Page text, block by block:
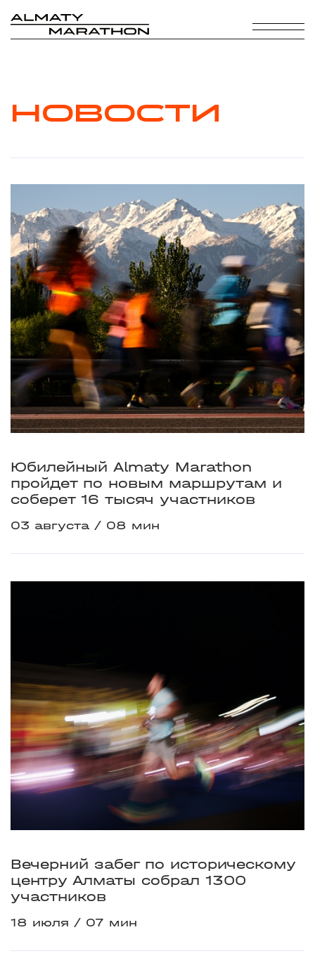
НОВОСТИ
Юбилейный Almaty Marathon
пройдет по новым маршрутам и
соберет 16 тысяч участников
03 августа 08 мин
Вечерний забег по историческому
центру Алматы собрал 1300
участников
18 июля 07 мин